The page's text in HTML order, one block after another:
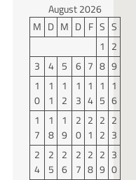
August 2026
M D M D F S S
1 2
3 4 5 6 7 8 9
1
0
1
1
1
2
1
3
1
4
1
5
1
6
1
7
1
8
1
9
2
0
2
1
2
2
2
3
2
4
2
5
2
6
2
7
2
8
2
9
3
0